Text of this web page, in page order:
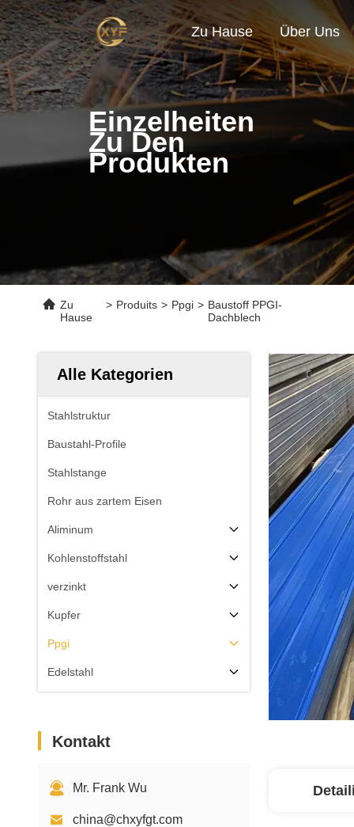
Zu Hause Über Uns
Einzelheiten
Zu Den
Produkten
Zu
Hause
> Produits > Ppgi > Baustoff PPGI-
Dachblech
Alle Kategorien
Stahlstruktur
Baustahl-Profile
Stahlstange
Rohr aus zartem Eisen
Aliminum
Kohlenstoffstahl
verzinkt
Kupfer
Ppgi
Edelstahl
Kontakt
Mr. Frank Wu
china@chxyfgt.com